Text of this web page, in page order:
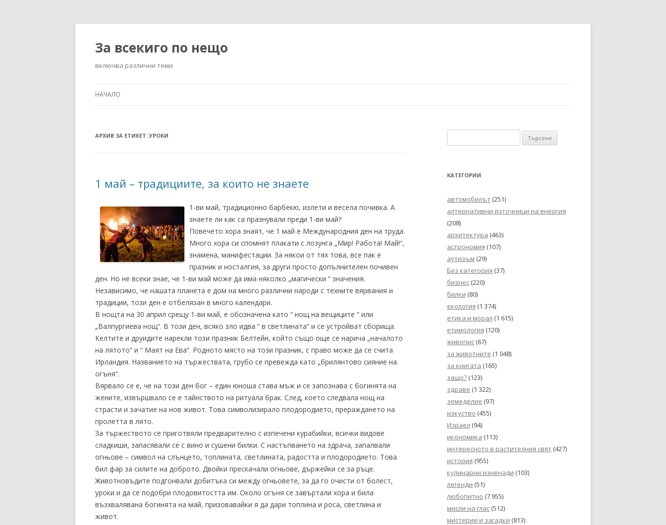
За всекиго по нещо
включва различни теми
НАЧАЛО
АРХИВ ЗА ЕТИКЕТ: УРОКИ
1 май – традициите, за които не знаете
1-ви май, традиционно барбекю, излети и весела почивка. А
знаете ли как са празнували преди 1-ви май?
Повечето хора знаят, че 1 май е Международния ден на труда.
Много хора си спомнят плакати с лозунга „Мир! Работа! Май!“,
знамена, манифестации. За някои от тях това, все пак е
празник и носталгия, за други просто допълнителен почивен
ден. Но не всеки знае, че 1-ви май може да има няколко „магически “ значения.
Независимо, че нашата планета е дом на много различни народи с техните вярвания и
традиции, този ден е отбелязан в много календари.
В нощта на 30 април срещу 1-ви май, е обозначена като “ нощ на вещиците “ или
„Валпургиева нощ“. В този ден, всяко зло идва “ в светлината“ и се устройват сборища.
Келтите и друидите нарекли този празник Белтейн, който също още се нарича „началото
на лятото“ и “ Маят на Ева“. Родното място на този празник, с право може да се счита
Ирландия. Названието на тържествата, грубо се превежда като „брилянтово сияние на
огъня“.
Вярвало се е, че на този ден бог – един юноша става мъж и се запознава с богинята на
жените, извършвало се е тайнството на ритуала брак. След, което следвала нощ на
страсти и зачатие на нов живот. Това символизирало плодородието, прераждането на
пролетта в лято.
За тържеството се приготвяли предварително с изпечени курабийки, всички видове
сладкиши, запасявали се с вино и сушени билки. С настъпването на здрача, запалвали
огньове – символ на слънцето, топлината, светлината, радостта и плодородието. Това
бил фар за силите на доброто. Двойки прескачали огньове, държейки се за ръце.
Животновъдите подгонвали добитъка си между огньовете, за да го очисти от болест,
уроки и да се подобри плодовитостта им. Около огъня се завъртали хора и била
възхвалявана богинята на май, призовавайки я да дари топлина и роса, светлина и
живот.
за:
КАТЕГОРИИ
автомобилът (251)
алтернативни източници на енергия
(208)
архитектура (463)
астрономия (107)
аутизъм (29)
Без категория (37)
бизнес (220)
билки (80)
екология (1 374)
етика и морал (1 615)
етимология (120)
живопис (67)
за животните (1 048)
за книгата (165)
защо? (123)
здраве (1 322)
земеделие (97)
изкуство (455)
Израел (94)
икономика (113)
интересното в растителния свят (427)
история (955)
кулинарни изненади (103)
легенди (51)
любопитно (7 955)
мисли на глас (512)
мистерии и загадки (813)